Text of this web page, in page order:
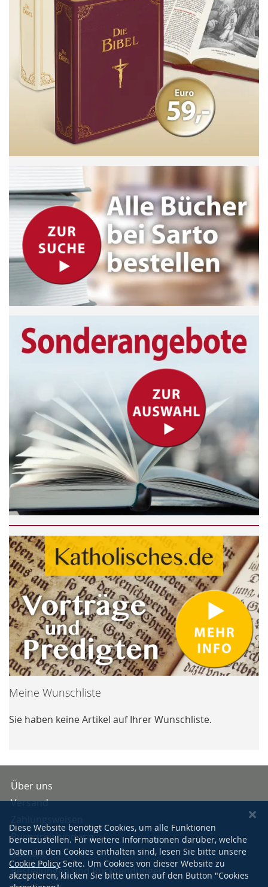
Meine Wunschliste
Sie haben keine Artikel auf Ihrer Wunschliste.
Über uns
Versand
Buchpreisbindung
Kontakt
Bestellungen und Rücksendungen
Diese Website benötigt Cookies, um alle Funktionen
bereitzustellen. Für weitere Informationen darüber, welche
Daten in den Cookies enthalten sind, lesen Sie bitte unsere
Cookie Policy Seite. Um Cookies von dieser Website zu
akzeptieren, klicken Sie bitte unten auf den Button "Cookies